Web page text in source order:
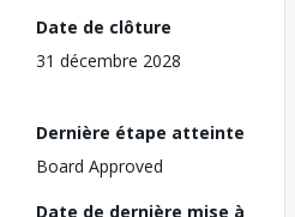
Date de clôture
31 décembre 2028
Dernière étape atteinte
Board Approved
Date de dernière mise à